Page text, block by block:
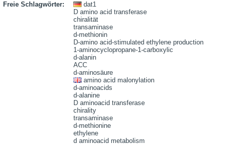
Freie Schlagwörter:
dat1
D amino acid transferase
chiralität
transaminase
d-methionin
D-amino acid-stimulated ethylene production
1-aminocyclopropane-1-carboxylic
d-alanin
ACC
d-aminosäure
amino acid malonylation
d-aminoacids
d-alanine
D aminoacid transferase
chirality
transaminase
d-methionine
ethylene
d aminoacid metabolism